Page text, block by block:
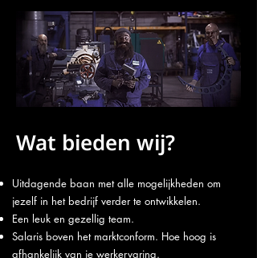
Wat bieden wij?
Uitdagende baan met alle mogelijkheden om
jezelf in het bedrijf verder te ontwikkelen.
Een leuk en gezellig team.
Salaris boven het marktconform. Hoe hoog is
afhankelijk van je werkervaring.